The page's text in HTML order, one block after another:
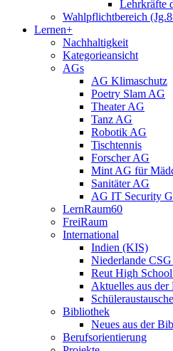
Lehrkräfte
Wahlpflichtbereich
Lernen+
Nachhaltigkeit
Kategorieansicht
AGs
AG Klimaschutz
Poetry Slam AG
Theater AG
Tanz AG
Robotik AG
Tischtennis
Forscher AG
Mint AG für
Sanitäter AG
AG IT Security
LernRaum60
FreiRaum
International
Indien (KIS)
Niederlande
Reut High
Aktuelles aus der
Schüleraustausche
Bibliothek
Neues aus der
Berufsorientierung